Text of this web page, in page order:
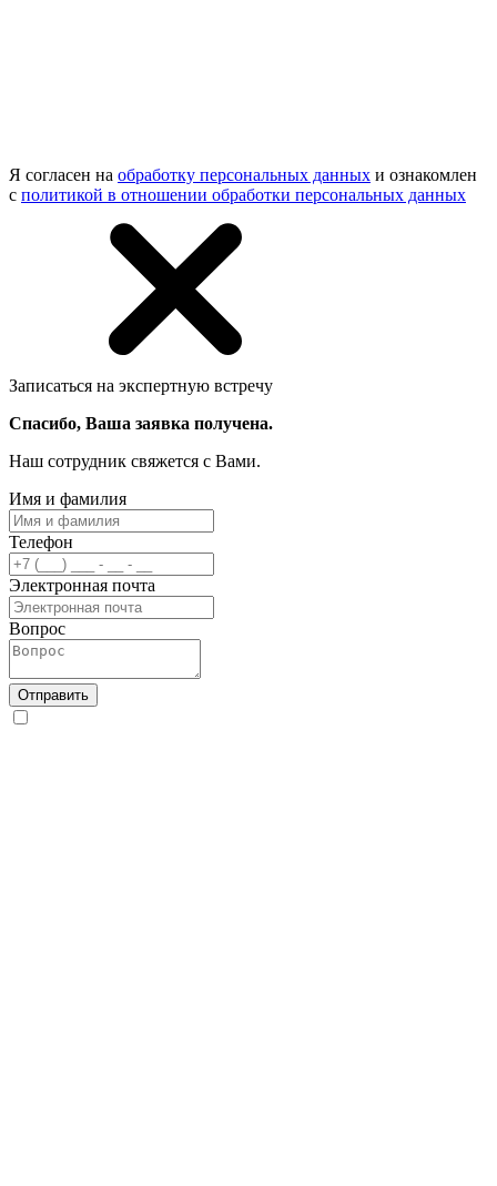
Я согласен на обработку персональных данных и ознакомлен
с политикой в отношении обработки персональных данных
Записаться на экспертную встречу
Спасибо, Ваша заявка получена.
Наш сотрудник свяжется с Вами.
Имя и фамилия
Телефон
Электронная почта
Вопрос
Отправить